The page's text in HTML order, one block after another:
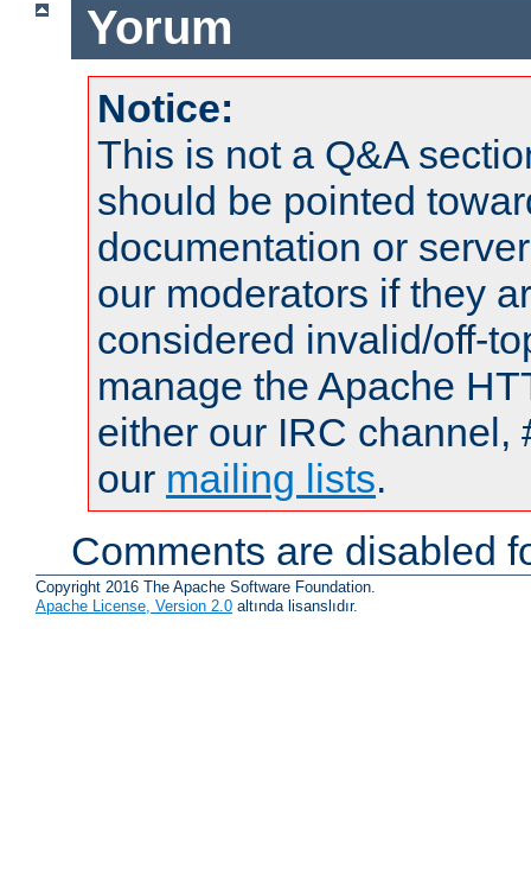
Yorum
Notice:
This is not a Q&A
should be pointed
documentation or
our moderators if they
considered invalid/off-
manage the Apache
either our IRC channel,
our mailing lists.
Comments are disabled
Copyright 2016 The Apache Software Foundation.
Apache License, Version 2.0 altında lisanslıdır.